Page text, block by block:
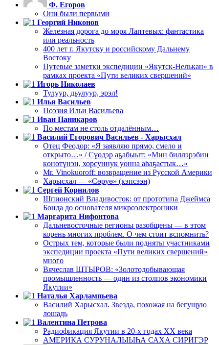
Ф. Егоров
Они были первыми
Георгий Никонов
Железная дорога до моря Лаптевых: фантастика
или реальность
400 лет г. Якутску и российскому Дальнему
Востоку
Путевые заметки экспедиции «Якутск-Нелькан» в
рамках проекта «Пути великих свершений»
Игорь Николаев
Тулуур, дьулуур, эрэл!
Илья Васильев
Поэзия Ильи Васильева
Иван Паникаров
По местам не столь отдалённым…
Василий Егорович Васильев - Харысхал
Отец Феодор: «Я заявляю прямо, смело и
открыто…» / Сүөдэр аҕабыыт: «Мин биллэрэбин
көнөтүнэн, хорсуннук уонна аһаҕастык…»
Mr. Vinokuoroff: возвращение из Русской Америки
Харысхал — «Сөрүө» (кэпсээн)
Сергей Корнилов
Шпионский Владивосток: от прототипа Джеймса
Бонда до основателя микроэлектроники
Маргарита Нифонтова
Дальневосточные регионы разобщены — в этом
корень многих проблем. О чем стоит вспомнить?
Острых тем, которые были подняты участниками
экспедиции проекта «Пути великих свершений»
много
Вячеслав ШТЫРОВ: «Золотодобывающая
промышленность — один из столпов экономики
Якутии»
Наталья Харлампьева
Василий Харысхал. Звезда, похожая на бегущую
лошадь
Валентина Петрова
Радиофикация Якутии в 20-х годах ХХ века
АМЕРИКА СУРУНАЛЫЫҺА САХА СИРИГЭР